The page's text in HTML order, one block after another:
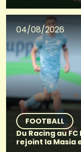
04/08/2026
FOOTBALL
Du Racing au
rejoint la Masia